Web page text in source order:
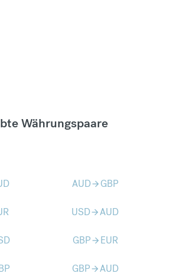
Währungspaare
AUDarrow_forward GBP
USDarrow_forwardAUD
GBParrow_forward EUR
GBParrow_forwardAUD